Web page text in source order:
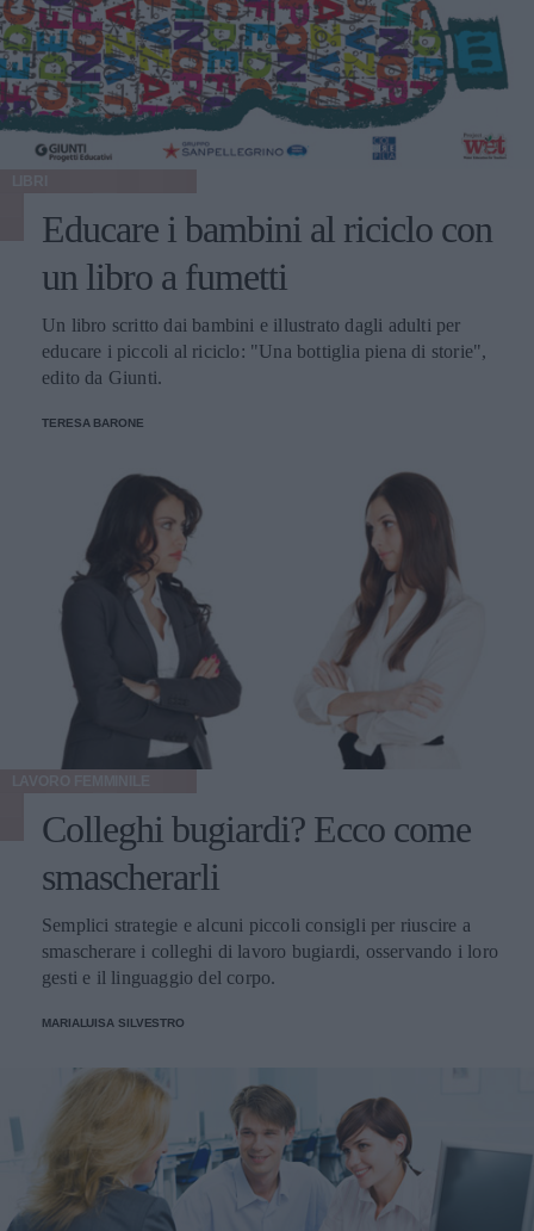
Educare i bambini al riciclo con
un libro a fumetti
Un libro scritto dai bambini e illustrato dagli adulti per
educare i piccoli al riciclo: "Una bottiglia piena di storie",
edito da Giunti.
TERESA BARONE
Colleghi bugiardi? Ecco come
smascherarli
Semplici strategie e alcuni piccoli consigli per riuscire a
smascherare i colleghi di lavoro bugiardi, osservando i loro
gesti e il linguaggio del corpo.
MARIALUISA SILVESTRO